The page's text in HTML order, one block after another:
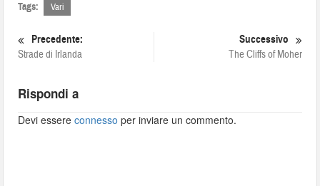
Tags: Vari
Precedente:
Strade di Irlanda
Successivo
The Cliffs of Moher
Rispondi a
Devi essereconnesso per inviare un commento.